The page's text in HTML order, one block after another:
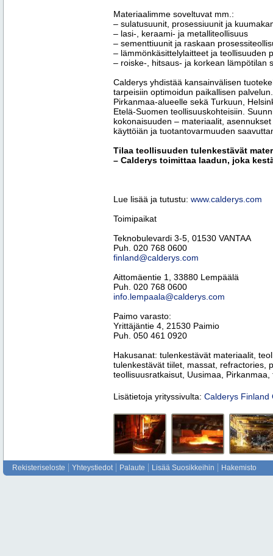
Materiaalimme soveltuvat mm.:
– sulatusuunit, prosessiuunit ja
– lasi-, keraami- ja metalliteollisuus
– sementtiuunit ja raskaan
– lämmönkäsittelylaitteet ja teollisuuden
– roiske-, hitsaus- ja korkean lämpötilan
Calderys yhdistää kansainvälisen
tarpeisiin optimoidun paikallisen
Pirkanmaa-alueelle sekä Turkuun,
Etelä-Suomen teollisuuskohteisiin.
kokonaisuuden – materiaalit,
käyttöiän ja tuotantovarmuuden
Tilaa teollisuuden tulenkestävät
– Calderys toimittaa laadun, joka
Lue lisää ja tutustu: www.calderys.com
Toimipaikat
Teknobulevardi 3-5, 01530 VANTAA
Puh. 020 768 0600
finland@calderys.com
Aittomäentie 1, 33880 Lempäälä
Puh. 020 768 0600
info.lempaala@calderys.com
Paimo varasto:
Yrittäjäntie 4, 21530 Paimio
Puh. 050 461 0920
Hakusanat: tulenkestävät materiaalit,
tulenkestävät tiilet, massat, refractories,
teollisuusratkaisut, Uusimaa,
Lisätietoja yrityssivulta: Calderys Finland
Rekisteriseloste Yhteystiedot Palaute Lisää Suosikkeihin Hakemisto